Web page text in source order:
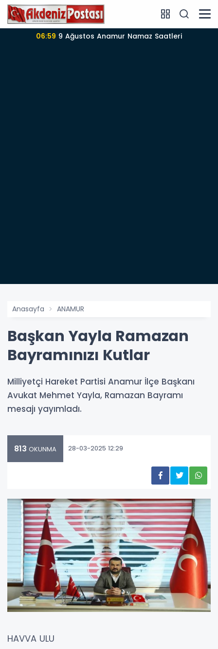
Namaz Saatleri 06:57 Anamur’da 09-
Anasayfa ANAMUR
Başkan Yayla Ramazan
Bayramınızı Kutlar
Milliyetçi Hareket Partisi Anamur İlçe Başkanı
Avukat Mehmet Yayla, Ramazan Bayramı
mesajı yayımladı.
813 OKUNMA 28-03-2025 12:29
HAVVA ULU